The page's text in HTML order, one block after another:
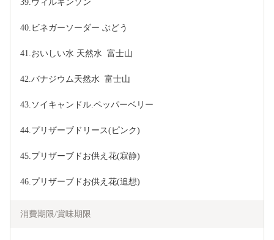
39.ウィルキンソン
40.ビネガーソーダー ぶどう
41.おいしい水 天然水  富士山
42.バナジウム天然水  富士山
43.ソイキャンドル.ペッパーベリー
44.プリザーブドリース(ピンク)
45.プリザーブドお供え花(寂静)
46.プリザーブドお供え花(追想)
消費期限/賞味期限